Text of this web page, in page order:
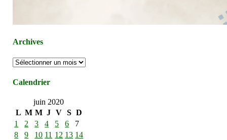
Archives
Archives
Calendrier
juin 2020
L M M J V S D
1
2 3 4 5 6
7
8
9 10 11 12 13 14